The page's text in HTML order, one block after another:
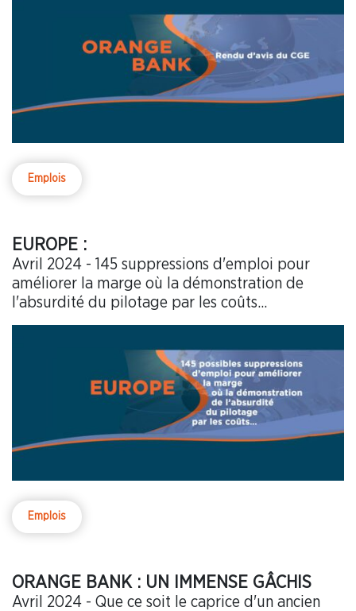
Emplois
EUROPE :
Avril 2024 - 145 suppressions d'emploi pour
améliorer la marge où la démonstration de
l'absurdité du pilotage par les coûts...
Emplois
ORANGE BANK : UN IMMENSE GÂCHIS
Avril 2024 - Que ce soit le caprice d'un ancien